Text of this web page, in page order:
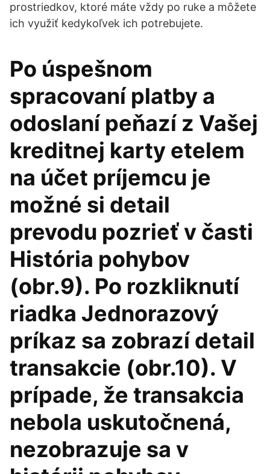
prostriedkov, ktoré máte vždy po ruke a môžete
ich využiť kedykoľvek ich potrebujete.
Po úspešnom
spracovaní platby a
odoslaní peňazí z Vašej
kreditnej karty etelem
na účet príjemcu je
možné si detail
prevodu pozrieť v časti
História pohybov
(obr.9). Po rozkliknutí
riadka Jednorazový
príkaz sa zobrazí detail
transakcie (obr.10). V
prípade, že transakcia
nebola uskutočnená,
nezobrazuje sa v